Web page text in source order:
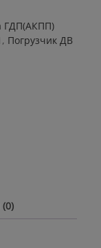
ГДП(АКПП)
, Погрузчик ДВ